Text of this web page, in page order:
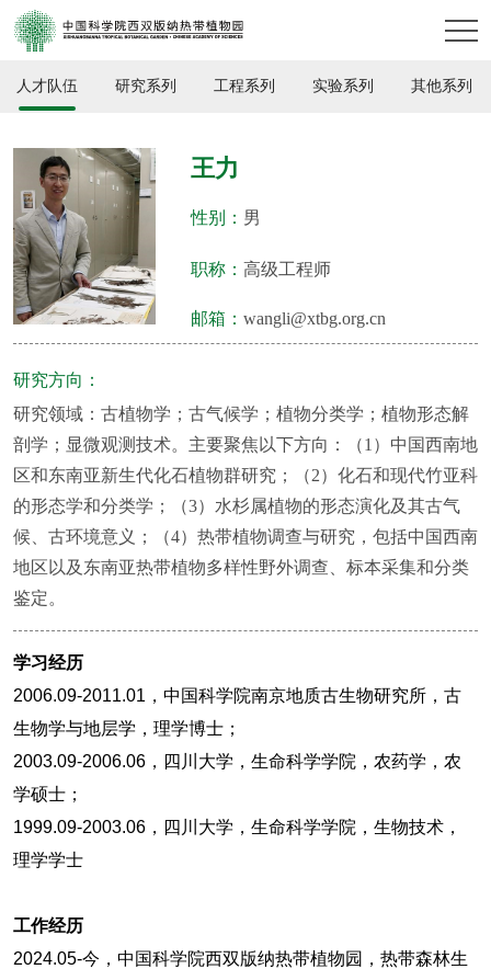
人才队伍 研究系列 工程系列 实验系列 其他系列
王力
性别： 男
职称： 高级工程师
邮箱： wangli@xtbg.org.cn
研究方向：
研究领域：古植物学；古气候学；植物分类学；植物形态解
剖学；显微观测技术。主要聚焦以下方向：（1）中国西南地
区和东南亚新生代化石植物群研究；（2）化石和现代竹亚科
的形态学和分类学；（3）水杉属植物的形态演化及其古气
候、古环境意义；（4）热带植物调查与研究，包括中国西南
地区以及东南亚热带植物多样性野外调查、标本采集和分类
鉴定。
学习经历
2006.09-2011.01 ，中国科学院南京地质古生物研究所，古
生物学与地层学，理学博士；
2003.09-2006.06 ，四川大学，生命科学学院，农药学，农
学硕士；
1999.09-2003.06 ，四川大学，生命科学学院，生物技术，
理学学士
工作经历
2024.05-今，中国科学院西双版纳热带植物园，热带森林生